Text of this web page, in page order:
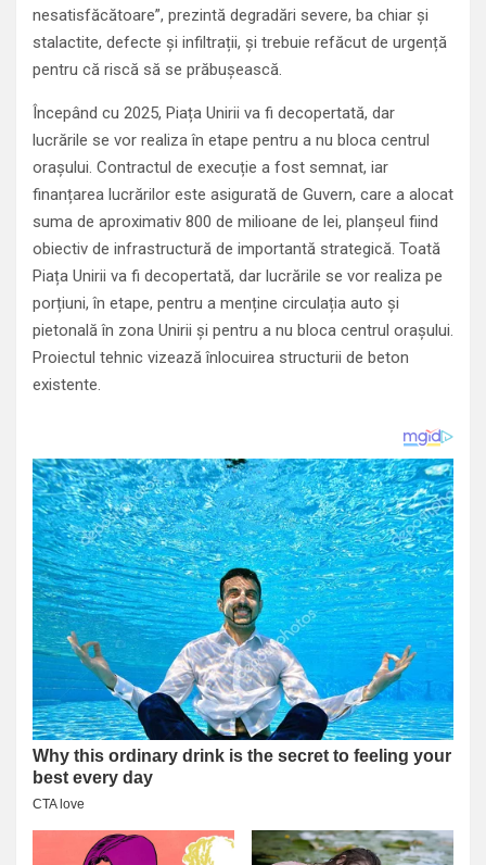
nesatisfăcătoare”, prezintă degradări severe, ba chiar și
stalactite, defecte și infiltrații, și trebuie refăcut de urgență
pentru că riscă să se prăbușească.
Începând cu 2025, Piața Unirii va fi decopertată, dar
lucrările se vor realiza în etape pentru a nu bloca centrul
orașului. Contractul de execuție a fost semnat, iar
finanțarea lucrărilor este asigurată de Guvern, care a alocat
suma de aproximativ 800 de milioane de lei, planșeul fiind
obiectiv de infrastructură de importantă strategică. Toată
Piața Unirii va fi decopertată, dar lucrările se vor realiza pe
porțiuni, în etape, pentru a menține circulația auto și
pietonală în zona Unirii și pentru a nu bloca centrul orașului.
Proiectul tehnic vizează înlocuirea structurii de beton
existente.